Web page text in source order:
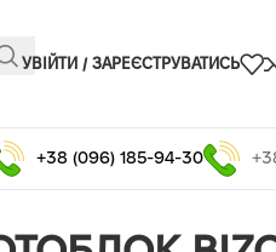
УВІЙТИ / ЗАРЕЄСТРУВАТИСЬ
+38 (096) 185-94-30